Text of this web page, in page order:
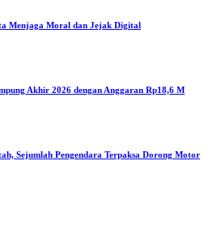
Menjaga Moral dan Jejak Digital
Akhir 2026 dengan Anggaran Rp18,6 M
Sejumlah Pengendara Terpaksa Dorong Motor